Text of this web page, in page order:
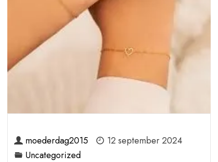
moederdag2015
12 september 2024
Uncategorized